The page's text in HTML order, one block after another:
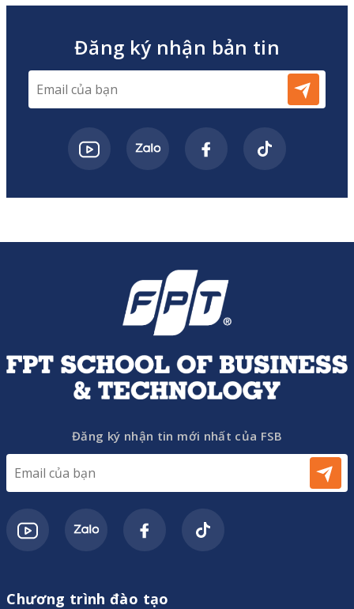
Đăng ký nhận bản tin
Đăng ký nhận tin mới nhất của FSB
Chương trình đào tạo